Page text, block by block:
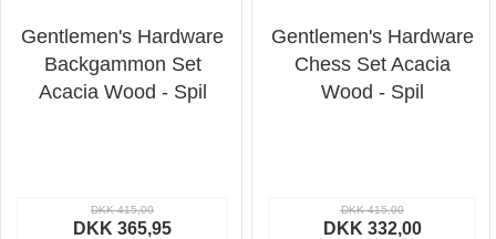
Gentlemen's Hardware
Backgammon Set
Acacia Wood - Spil
DKK 415,00
DKK 365,95
Gentlemen's Hardware
Chess Set Acacia
Wood - Spil
DKK 415,00
DKK 332,00